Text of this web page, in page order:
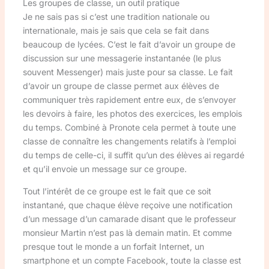
Les groupes de classe, un outil pratique
Je ne sais pas si c’est une tradition nationale ou
internationale, mais je sais que cela se fait dans
beaucoup de lycées. C’est le fait d’avoir un groupe de
discussion sur une messagerie instantanée (le plus
souvent Messenger) mais juste pour sa classe. Le fait
d’avoir un groupe de classe permet aux élèves de
communiquer très rapidement entre eux, de s’envoyer
les devoirs à faire, les photos des exercices, les emplois
du temps. Combiné à Pronote cela permet à toute une
classe de connaître les changements relatifs à l’emploi
du temps de celle-ci, il suffit qu’un des élèves ai regardé
et qu’il envoie un message sur ce groupe.
Tout l’intérêt de ce groupe est le fait que ce soit
instantané, que chaque élève reçoive une notification
d’un message d’un camarade disant que le professeur
monsieur Martin n’est pas là demain matin. Et comme
presque tout le monde a un forfait Internet, un
smartphone et un compte Facebook, toute la classe est